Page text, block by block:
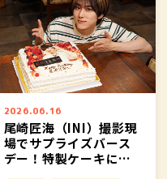
2026.06.16
尾崎匠海（INI）撮影現
場でサプライズバース
デー！特製ケーキに最